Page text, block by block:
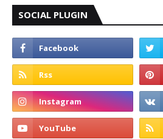
SOCIAL PLUGIN